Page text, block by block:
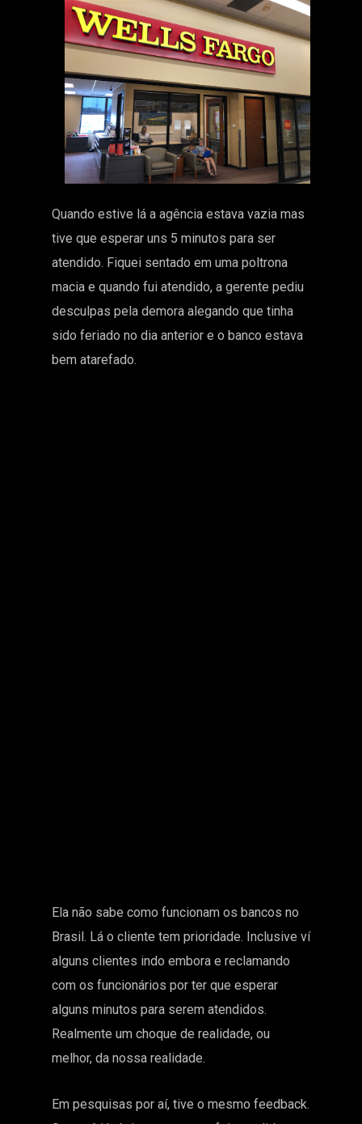
Quando estive lá a agência estava vazia mas
tive que esperar uns 5 minutos para ser
atendido. Fiquei sentado em uma poltrona
macia e quando fui atendido, a gerente pediu
desculpas pela demora alegando que tinha
sido feriado no dia anterior e o banco estava
bem atarefado.
Ela não sabe como funcionam os bancos no
Brasil. Lá o cliente tem prioridade. Inclusive ví
alguns clientes indo embora e reclamando
com os funcionários por ter que esperar
alguns minutos para serem atendidos.
Realmente um choque de realidade, ou
melhor, da nossa realidade.
Em pesquisas por aí, tive o mesmo feedback.